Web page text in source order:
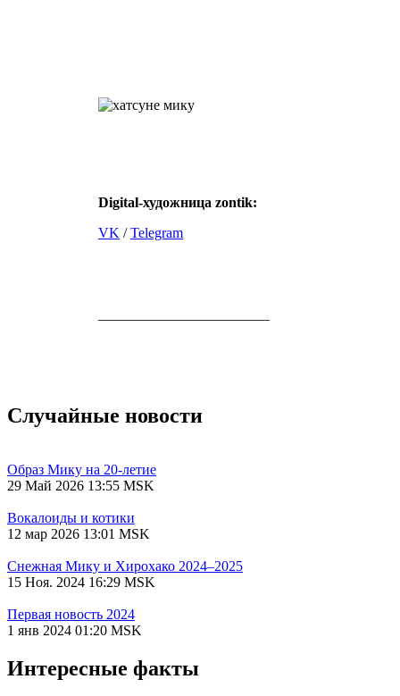
Digital-художница zontik:
VK /Telegram
Случайные новости
Образ Мику на 20-летие
29 Май 2026 13:55 MSK
Вокалоиды и котики
12 мар 2026 13:01 MSK
Снежная Мику и Хирохако 2024–2025
15 Ноя. 2024 16:29 MSK
Первая новость 2024
1 янв 2024 01:20 MSK
Интересные факты